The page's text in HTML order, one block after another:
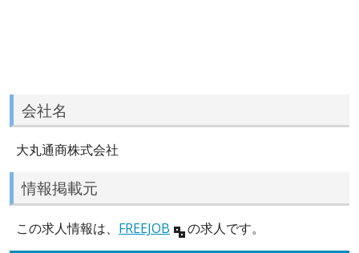
会社名
大丸通商株式会社
情報掲載元
この求人情報は、 FREEJOB の求人です。